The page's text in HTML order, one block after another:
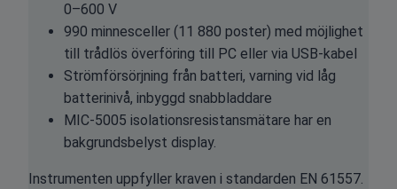
0–600 V
990 minnesceller (11 880 poster) med möjlighet
till trådlös överföring till PC eller via USB-kabel
Strömförsörjning från batteri, varning vid låg
batterinivå, inbyggd snabbladdare
MIC-5005 isolationsresistansmätare har en
bakgrundsbelyst display.
Instrumenten uppfyller kraven i standarden EN 61557.